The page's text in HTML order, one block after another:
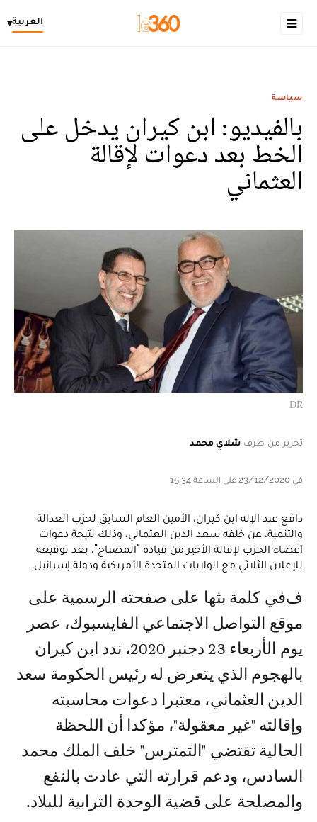
العربية▾
سياسة
بالفيديو: ابن كيران يدخل على
الخط بعد دعوات لإقالة
العثماني
DR
تحرير من طرف شلاي محمد
في 23/12/2020 على الساعة 15:34
دافع عبد الإله ابن كيران، الأمين العام السابق لحزب العدالة
والتنمية، عن خلفه سعد الدين العثماني، وذلك نتيجة دعوات
أعضاء الحزب لإقالة الأخير من قيادة "المصباح"، بعد توقيعه
للإعلان الثلاثي مع الولايات المتحدة الأمريكية ودولة إسرائيل.
ففي كلمة بثها على صفحته الرسمية على
موقع التواصل الاجتماعي الفايسبوك، عصر
يوم الأربعاء 23 دجنبر 2020، ندد ابن كيران
بالهجوم الذي يتعرض له رئيس الحكومة سعد
الدين العثماني، معتبرا دعوات محاسبته
وإقالته "غير معقولة"، مؤكدا أن اللحظة
الحالية تقتضي "التمترس" خلف الملك محمد
السادس، ودعم قرارته التي عادت بالنفع
والمصلحة على قضية الوحدة الترابية للبلاد.